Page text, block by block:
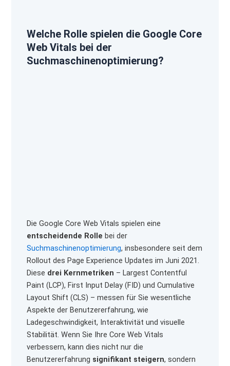
Welche Rolle spielen die Google Core
Web Vitals bei der
Suchmaschinenoptimierung?
Die Google Core Web Vitals spielen eine
entscheidende Rolle bei der
Suchmaschinenoptimierung, insbesondere seit dem
Rollout des Page Experience Updates im Juni 2021.
Diese drei Kernmetriken – Largest Contentful
Paint (LCP), First Input Delay (FID) und Cumulative
Layout Shift (CLS) – messen für Sie wesentliche
Aspekte der Benutzererfahrung, wie
Ladegeschwindigkeit, Interaktivität und visuelle
Stabilität. Wenn Sie Ihre Core Web Vitals
verbessern, kann dies nicht nur die
Benutzererfahrung signifikant steigern, sondern